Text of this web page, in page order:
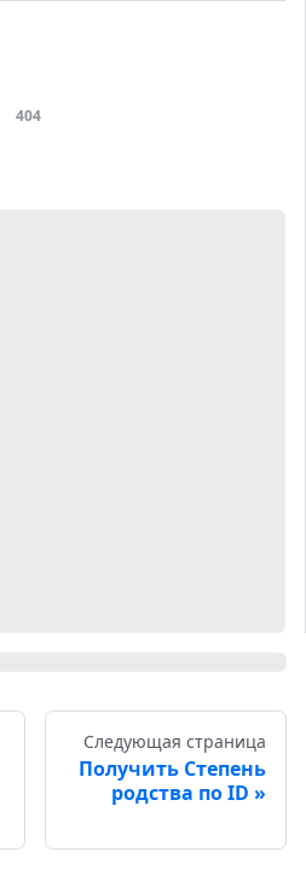
404
Следующая страница
Получить Степень
родства по ID